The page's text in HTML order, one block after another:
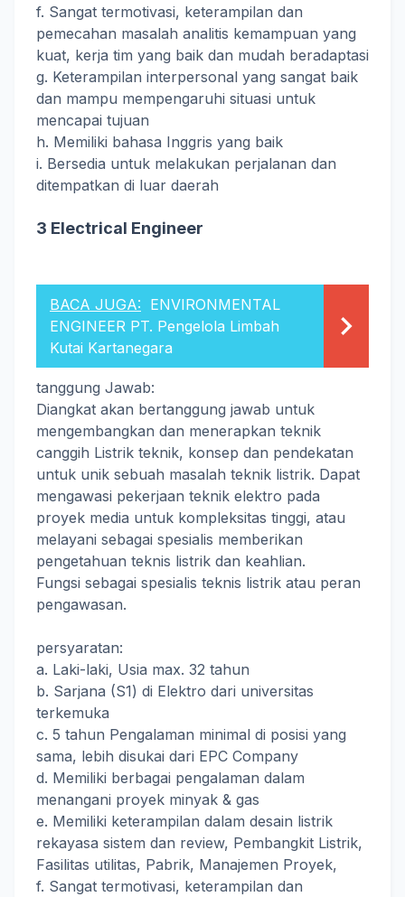
f. Sangat termotivasi, keterampilan dan
pemecahan masalah analitis kemampuan yang
kuat, kerja tim yang baik dan mudah beradaptasi
g. Keterampilan interpersonal yang sangat baik
dan mampu mempengaruhi situasi untuk
mencapai tujuan
h. Memiliki bahasa Inggris yang baik
i. Bersedia untuk melakukan perjalanan dan
ditempatkan di luar daerah
3 Electrical Engineer
BACA JUGA: ENVIRONMENTAL
ENGINEER PT. Pengelola Limbah
Kutai Kartanegara
tanggung Jawab:
Diangkat akan bertanggung jawab untuk
mengembangkan dan menerapkan teknik
canggih Listrik teknik, konsep dan pendekatan
untuk unik sebuah masalah teknik listrik. Dapat
mengawasi pekerjaan teknik elektro pada
proyek media untuk kompleksitas tinggi, atau
melayani sebagai spesialis memberikan
pengetahuan teknis listrik dan keahlian.
Fungsi sebagai spesialis teknis listrik atau peran
pengawasan.
persyaratan:
a. Laki-laki, Usia max. 32 tahun
b. Sarjana (S1) di Elektro dari universitas
terkemuka
c. 5 tahun Pengalaman minimal di posisi yang
sama, lebih disukai dari EPC Company
d. Memiliki berbagai pengalaman dalam
menangani proyek minyak & gas
e. Memiliki keterampilan dalam desain listrik
rekayasa sistem dan review, Pembangkit Listrik,
Fasilitas utilitas, Pabrik, Manajemen Proyek,
f. Sangat termotivasi, keterampilan dan